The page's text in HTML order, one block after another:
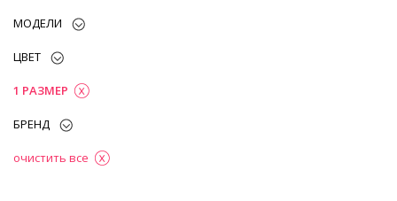
МОДЕЛИ
ЦВЕТ
1 РАЗМЕР
БРЕНД
очистить все